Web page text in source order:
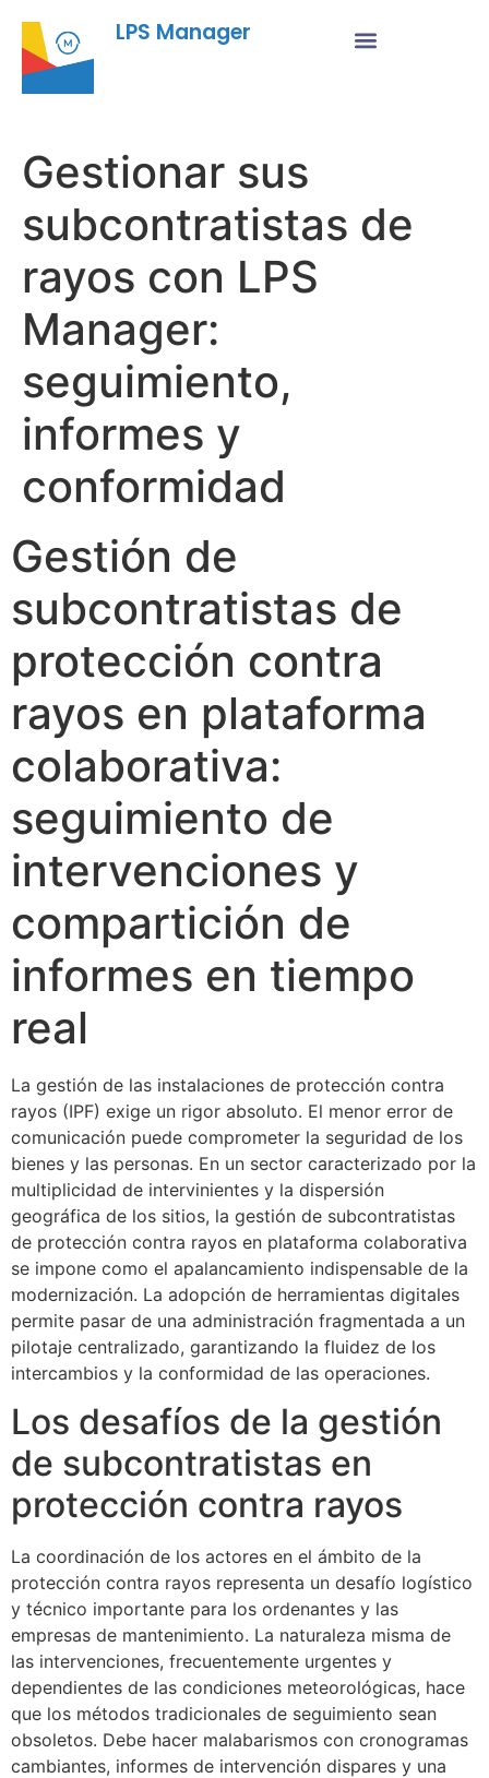
LPS Manager
Gestionar sus
subcontratistas de
rayos con LPS
Manager:
seguimiento,
informes y
conformidad
Gestión de
subcontratistas de
protección contra
rayos en plataforma
colaborativa:
seguimiento de
intervenciones y
compartición de
informes en tiempo
real
La gestión de las instalaciones de protección contra
rayos (IPF) exige un rigor absoluto. El menor error de
comunicación puede comprometer la seguridad de los
bienes y las personas. En un sector caracterizado por la
multiplicidad de intervinientes y la dispersión
geográfica de los sitios, la gestión de subcontratistas
de protección contra rayos en plataforma colaborativa
se impone como el apalancamiento indispensable de la
modernización. La adopción de herramientas digitales
permite pasar de una administración fragmentada a un
pilotaje centralizado, garantizando la fluidez de los
intercambios y la conformidad de las operaciones.
Los desafíos de la gestión
de subcontratistas en
protección contra rayos
La coordinación de los actores en el ámbito de la
protección contra rayos representa un desafío logístico
y técnico importante para los ordenantes y las
empresas de mantenimiento. La naturaleza misma de
las intervenciones, frecuentemente urgentes y
dependientes de las condiciones meteorológicas, hace
que los métodos tradicionales de seguimiento sean
obsoletos. Debe hacer malabarismos con cronogramas
cambiantes, informes de intervención dispares y una